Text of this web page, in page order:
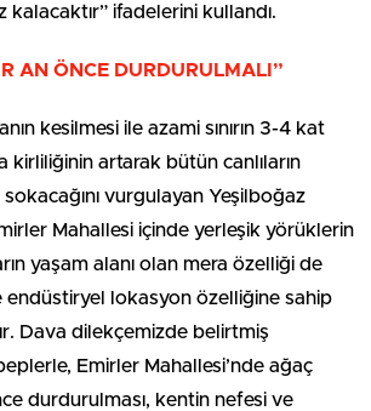
kalacaktır” ifadelerini kullandı.
AN ÖNCE DURDURULMALI”
kesilmesi ile azami sınırın 3-4 kat
kirliliğinin artarak bütün canlıların
sokacağını vurgulayan Yeşilboğaz
Mahallesi içinde yerleşik yörüklerin
yaşam alanı olan mera özelliği de
endüstiryel lokasyon özelliğine sahip
Dava dilekçemizde belirtmiş
Emirler Mahallesi’nde ağaç
durdurulması, kentin nefesi ve